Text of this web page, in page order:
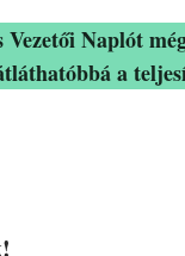
Naplót
a